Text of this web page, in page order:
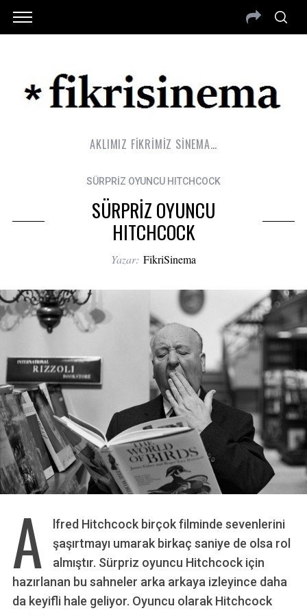
AKLIMIZ FİKRİMİZ SİNEMA…
SÜRPRİZ OYUNCU HITCHCOCK
SÜRPRİZ OYUNCU
HITCHCOCK
Yazar: FikriSinema
A
lfred Hitchcock birçok filminde sevenlerini
şaşırtmayı umarak birkaç saniye de olsa rol
almıştır. Sürpriz oyuncu Hitchcock için
hazırlanan bu sahneler arka arkaya izleyince daha
da keyifli hale geliyor. Oyuncu olarak Hitchcock